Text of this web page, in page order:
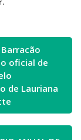
oficial de
de Lauriana